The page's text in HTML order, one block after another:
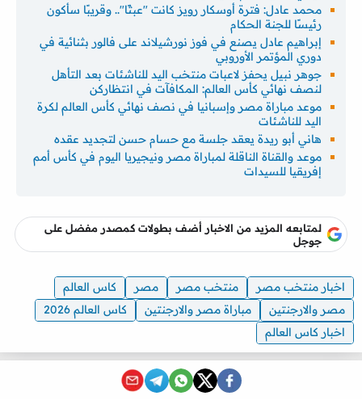
محمد عادل: فترة أوسكار رويز كانت "عبثًا".. وقريبًا سأكون
رئيسًا للجنة الحكام
إبراهيم عادل يصنع في فوز نورشيلاند على فالور بثنائية في
دوري المؤتمر الأوروبي
جوهر نبيل يحفز لاعبات منتخب اليد للناشئات بعد التأهل
لنصف نهائي كأس العالم: المكافآت في انتظاركن
موعد مباراة مصر وإسبانيا في نصف نهائي كأس العالم لكرة
اليد للناشئات
هاني أبو ريدة يعقد جلسة مع حسام حسن لتجديد عقده
موعد والقناة الناقلة لمباراة مصر ونيجيريا اليوم في كأس أمم
إفريقيا للسيدات
لمتابعه المزيد من الاخبار أضف بطولات كمصدر مفضل على
جوجل
اخبار منتخب مصر منتخب مصر مصر
كاس العالم
مصر والارجنتين
مباراة مصر والارجنتين
كاس العالم 2026
اخبار كاس العالم